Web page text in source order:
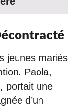
jeunes mariés
Paola,
portait une
d’un